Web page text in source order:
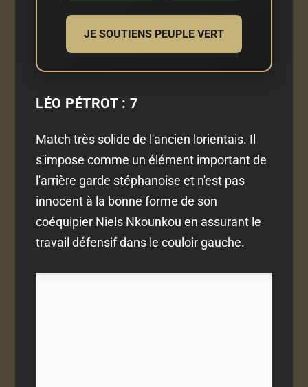
JE SOUTIENS PEUPLE VERT
LÉO PÉTROT : 7
Match très solide de l'ancien lorientais. Il
s'impose comme un élément important de
l'arrière garde stéphanoise et n'est pas
innocent à la bonne forme de son
coéquipier Niels Nkounkou en assurant le
travail défensif dans le couloir gauche.